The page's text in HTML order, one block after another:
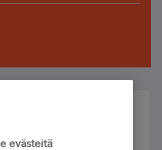
ja voita!
mukana arvonnassa.
evästeitä